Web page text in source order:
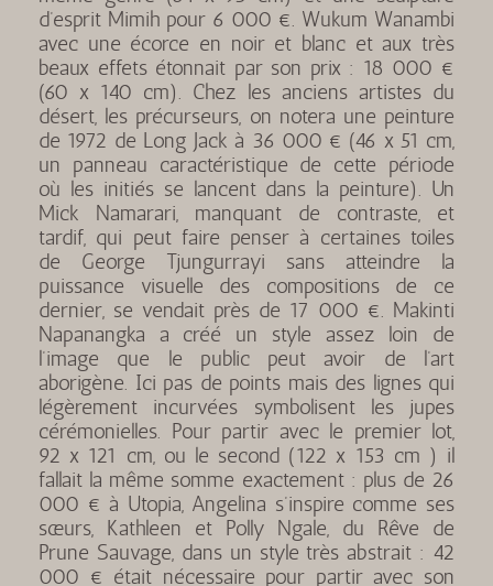
d’esprit Mimih pour 6 000 €. Wukum Wanambi
avec une écorce en noir et blanc et aux très
beaux effets étonnait par son prix : 18 000 €
(60 x 140 cm). Chez les anciens artistes du
désert, les précurseurs, on notera une peinture
de 1972 de Long Jack à 36 000 € (46 x 51 cm,
un panneau caractéristique de cette période
où les initiés se lancent dans la peinture). Un
Mick Namarari, manquant de contraste, et
tardif, qui peut faire penser à certaines toiles
de George Tjungurrayi sans atteindre la
puissance visuelle des compositions de ce
dernier, se vendait près de 17 000 €. Makinti
Napanangka a créé un style assez loin de
l’image que le public peut avoir de l’art
aborigène. Ici pas de points mais des lignes qui
légèrement incurvées symbolisent les jupes
cérémonielles. Pour partir avec le premier lot,
92 x 121 cm, ou le second (122 x 153 cm ) il
fallait la même somme exactement : plus de 26
000 € à Utopia, Angelina s’inspire comme ses
sœurs, Kathleen et Polly Ngale, du Rêve de
Prune Sauvage, dans un style très abstrait : 42
000 € était nécessaire pour partir avec son